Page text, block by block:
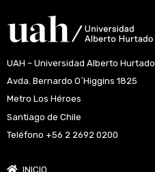
UAH – Universidad Alberto Hurtado
Avda. Bernardo O´Higgins 1825
Metro Los Héroes
Santiago de Chile
Teléfono +56 2 2692 0200
INICIO